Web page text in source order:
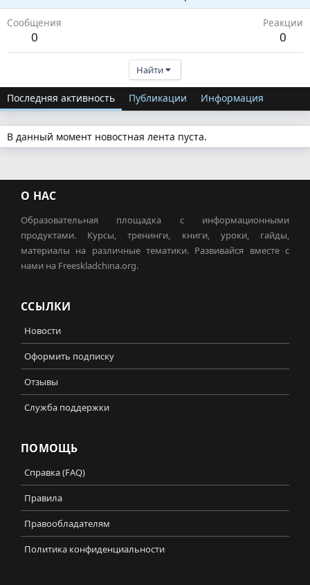
Сообщения
0
Реакции
0
Найти
Последняя активность Публикации Информация
В данный момент новостная лента пуста.
О НАС
Образовательная площадка с информационными
продуктами. Курсы, тренинги, книги, уроки, гайды,
материалы на различные тематики. Развивайся вместе с
нами на Freeskladchina.org.
ССЫЛКИ
Новости
Оформить подписку
Отзывы
Служба поддержки
ПОМОЩЬ
Справка (FAQ)
Правила
Правообладателям
Политика конфиденциальности